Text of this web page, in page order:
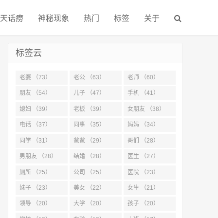
话痨 神秘现象 热门 标签 关于
标签云
老婆 （73） 老公 （63） 老师 （60）
朋友 （54） 儿子 （47） 手机 （41）
媳妇 （39） 老板 （39） 女朋友 （38）
电话 （37） 同事 （35） 妈妈 （34）
同学 （31） 爸爸 （29） 哥们 （28）
男朋友 （28） 结婚 （28） 医生 （27）
厕所 （25） 公司 （25） 医院 （23）
妹子 （23） 美女 （22） 女生 （21）
领导 （20） 大学 （20） 孩子 （20）